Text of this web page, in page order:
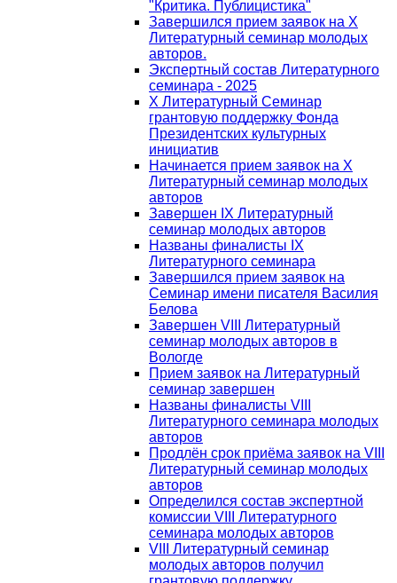
"Критика. Публицистика"
Завершился прием заявок на Х
Литературный семинар молодых
авторов.
Экспертный состав Литературного
семинара - 2025
Х Литературный Семинар
грантовую поддержку Фонда
Президентских культурных
инициатив
Начинается прием заявок на Х
Литературный семинар молодых
авторов
Завершен IX Литературный
семинар молодых авторов
Названы финалисты IX
Литературного семинара
Завершился прием заявок на
Семинар имени писателя Василия
Белова
Завершен VIII Литературный
семинар молодых авторов в
Вологде
Прием заявок на Литературный
семинар завершен
Названы финалисты VIII
Литературного семинара молодых
авторов
Продлён срок приёма заявок на VIII
Литературный семинар молодых
авторов
Определился состав экспертной
комиссии VIII Литературного
семинара молодых авторов
VIII Литературный семинар
молодых авторов получил